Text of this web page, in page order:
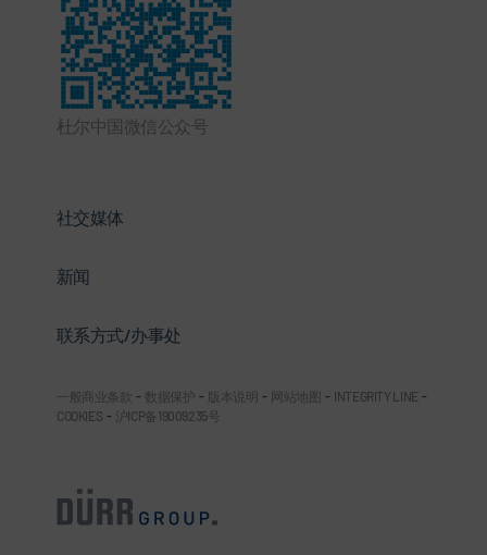
杜尔中国微信公众号
社交媒体
新闻
联系方式/办事处
一般商业条款 - 数据保护 - 版本说明 - 网站地图 - INTEGRITY LINE -
COOKIES - 沪ICP备19009235号